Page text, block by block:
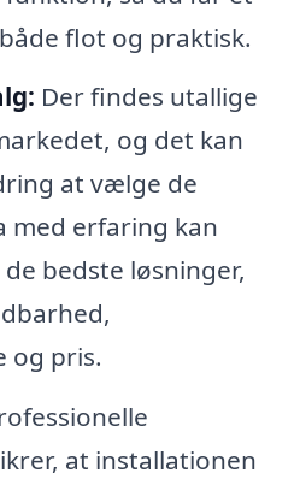
flot og praktisk.
Der findes utallige
og det kan
at vælge de
med erfaring kan
bedste løsninger,
og pris.
at installationen